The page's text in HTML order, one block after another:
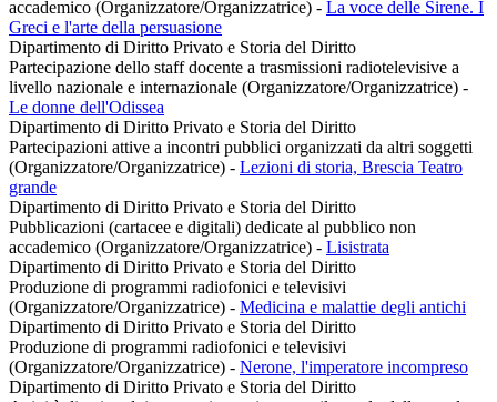
accademico (Organizzatore/Organizzatrice) - La voce delle Sirene. I
Greci e l'arte della persuasione
Dipartimento di Diritto Privato e Storia del Diritto
Partecipazione dello staff docente a trasmissioni radiotelevisive a
livello nazionale e internazionale (Organizzatore/Organizzatrice) -
Le donne dell'Odissea
Dipartimento di Diritto Privato e Storia del Diritto
Partecipazioni attive a incontri pubblici organizzati da altri soggetti
(Organizzatore/Organizzatrice) - Lezioni di storia, Brescia Teatro
grande
Dipartimento di Diritto Privato e Storia del Diritto
Pubblicazioni (cartacee e digitali) dedicate al pubblico non
accademico (Organizzatore/Organizzatrice) - Lisistrata
Dipartimento di Diritto Privato e Storia del Diritto
Produzione di programmi radiofonici e televisivi
(Organizzatore/Organizzatrice) - Medicina e malattie degli antichi
Dipartimento di Diritto Privato e Storia del Diritto
Produzione di programmi radiofonici e televisivi
(Organizzatore/Organizzatrice) - Nerone, l'imperatore incompreso
Dipartimento di Diritto Privato e Storia del Diritto